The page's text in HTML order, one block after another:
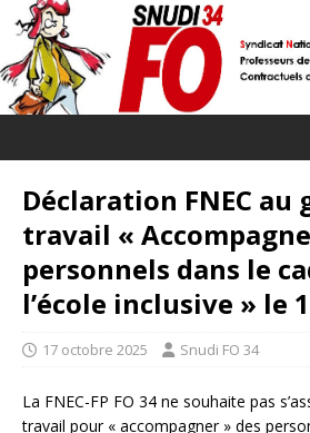
Déclaration FNEC au
travail «
personnels dans le
l’école inclusive » le
17 octobre 2025 Snudi FO 34
La FNEC-FP FO 34 ne souhaite pas
travail pour « accompagner » des